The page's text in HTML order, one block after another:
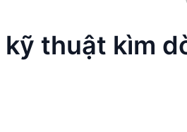
thuật kìm